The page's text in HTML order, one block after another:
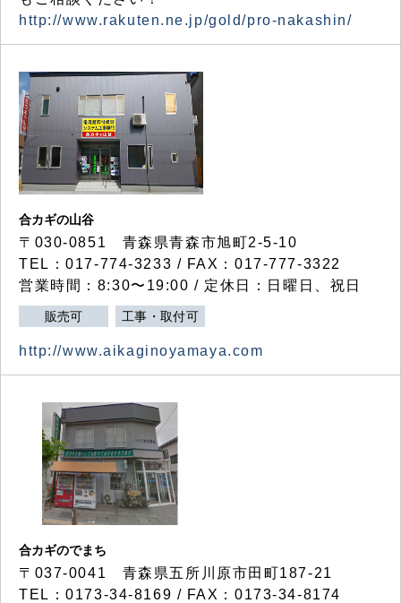
http://www.rakuten.ne.jp/gold/pro-nakashin/
合カギの山谷
〒030-0851 青森県青森市旭町2-5-10
TEL：017-774-3233 / FAX：017-777-3322
営業時間：8:30〜19:00 / 定休日：日曜日、祝日
販売可 工事・取付可
http://www.aikaginoyamaya.com
合カギのでまち
〒037-0041 青森県五所川原市田町187-21
TEL：0173-34-8169 / FAX：0173-34-8174